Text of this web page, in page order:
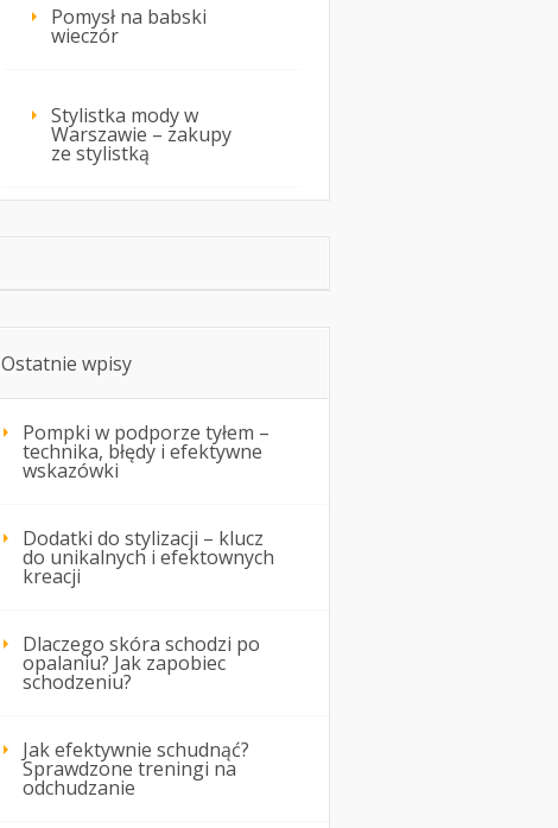
Pomysł na babski
wieczór
Stylistka mody w
Warszawie – zakupy
ze stylistką
Ostatnie wpisy
Pompki w podporze tyłem –
technika, błędy i efektywne
wskazówki
Dodatki do stylizacji – klucz
do unikalnych i efektownych
kreacji
Dlaczego skóra schodzi po
opalaniu? Jak zapobiec
schodzeniu?
Jak efektywnie schudnąć?
Sprawdzone treningi na
odchudzanie